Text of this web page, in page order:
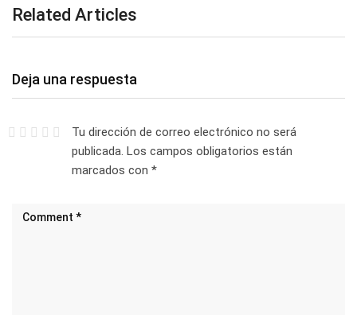
Related Articles
Deja una respuesta
Tu dirección de correo electrónico no será
publicada. Los campos obligatorios están
marcados con *